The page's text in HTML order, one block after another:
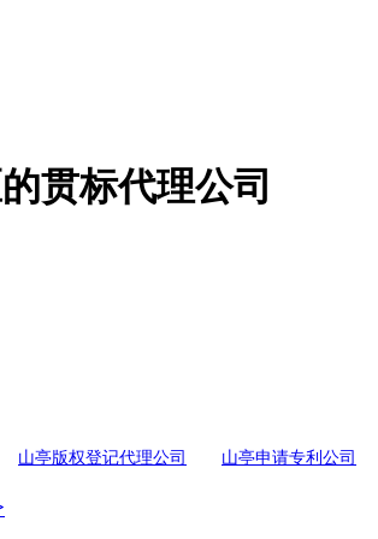
贯标代理公司
山亭版权登记代理公司 山亭申请专利公司